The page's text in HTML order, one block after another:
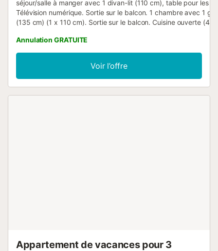
séjour/salle à manger avec 1 divan-lit (110 cm), table pour les
Télévision numérique. Sortie sur le balcon. 1 chambre avec 1
(135 cm) (1 x 110 cm). Sortie sur le balcon. Cuisine ouverte (4
conditionné. Balcon. A disposition: lave-linge, fer à repasser.
parking. HUTTE001478 // Reg. Nr.:
Annulation GRATUITE
Voir l’offre
Appartement de vacances pour 3